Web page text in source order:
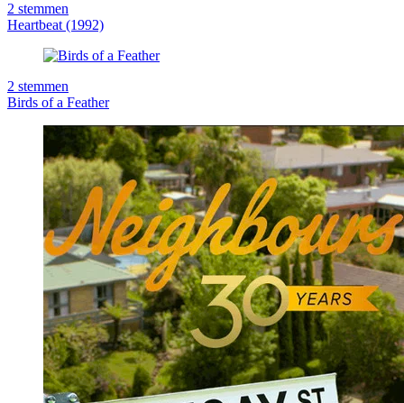
2 stemmen
Heartbeat (1992)
2 stemmen
Birds of a Feather